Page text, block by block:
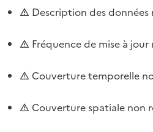
Description des données
Fréquence de mise à jour
Couverture temporelle
Couverture spatiale non